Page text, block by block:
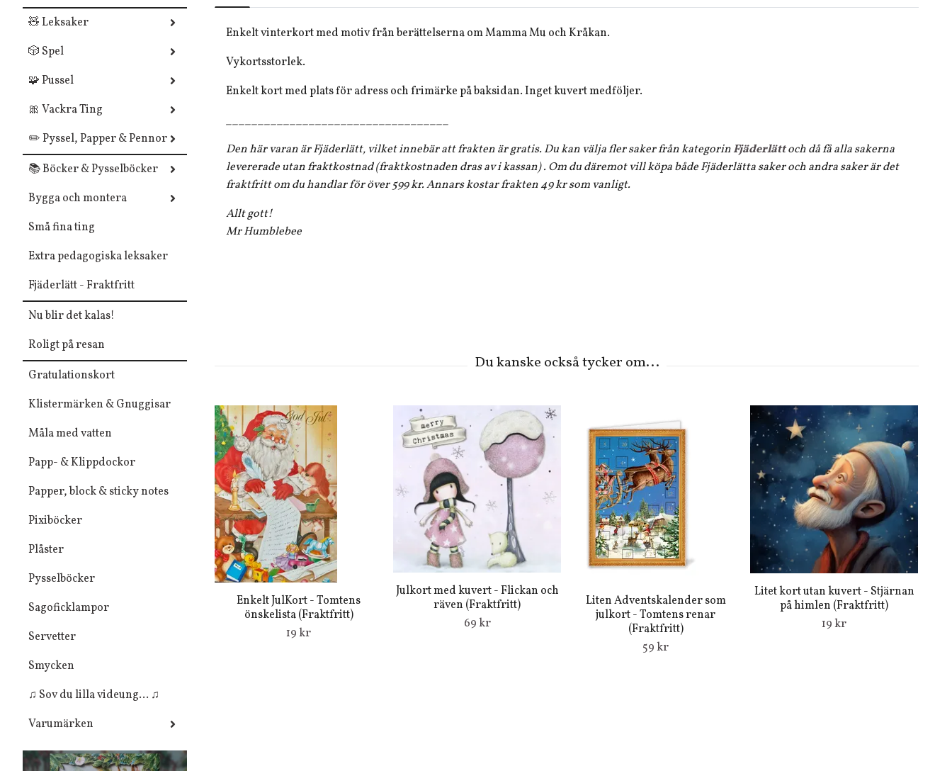
🧸 Leksaker
🎲 Spel
🧩 Pussel
🎀 Vackra Ting
✏️ Pyssel, Papper & Pennor
📚 Böcker & Pysselböcker
Bygga och montera
Små fina ting
Extra pedagogiska leksaker
Fjäderlätt - Fraktfritt
Nu blir det kalas!
Roligt på resan
Gratulationskort
Klistermärken & Gnuggisar
Måla med vatten
Papp- & Klippdockor
Papper, block & sticky notes
Pixiböcker
Plåster
Pysselböcker
Sagoficklampor
Servetter
Smycken
♫ Sov du lilla videung... ♫
Varumärken
Enkelt vinterkort med motiv från berättelserna om Mamma Mu och Kråkan.
Vykortsstorlek.
Enkelt kort med plats för adress och frimärke på baksidan. Inget kuvert medföljer.
___________________________________
Den här varan är Fjäderlätt, vilket innebär att frakten är gratis. Du kan välja fler saker från kategorinFjäderlättoch då få alla sakerna
levererade utan fraktkostnad (fraktkostnaden dras av i kassan) . Om du däremot vill köpa både Fjäderlätta saker och andra saker är det
fraktfritt om du handlar för över 599 kr. Annars kostar frakten 49 kr som vanligt.
Allt gott!
Mr Humblebee
Enkelt JulKort - Tomtens
önskelista (Fraktfritt)
19 kr
Julkort med kuvert - Flickan och
räven (Fraktfritt)
69 kr
Liten Adventskalender som
julkort - Tomtens renar
(Fraktfritt)
59 kr
Litet kort utan kuvert - Stjärnan
på himlen (Fraktfritt)
19 kr